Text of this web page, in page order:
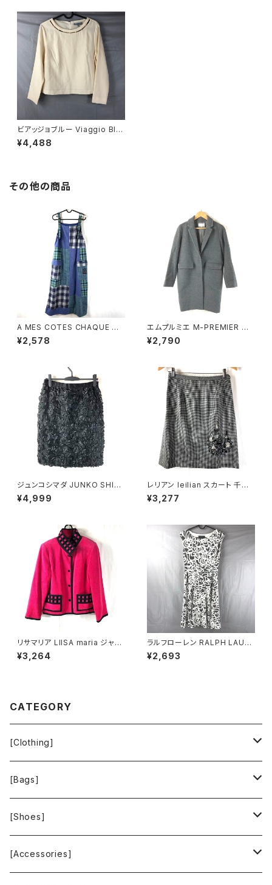
ビアッジョブルー Viaggio Blu
トップス 襟元装飾 ウール素材
タグ付き アイボリー 1号 89314
¥4,488
その他の商品
A MES COTES CHAQUE ジ
ャンパースカート チェック柄 ポ
ケット ブルー系 921472
¥2,578
エムプルミエ M-PREMIER コ
ート 日本製 無地 スナップボタ
ン ポケット グレー 36サイズ 92
¥2,790
ジュンコシマダ JUNKO SHIM
ADA スカート リボン シースル
ー タグ付き 黒 40サイズ 9214
¥4,999
レリアン leilian スカート 千鳥
柄 刺繍 ビーズ 裏地付き スリッ
ト 黒系 11サイズ 944174
¥3,277
リサマリア LIISA maria ジャケ
ット 裏地花柄 綿 肩パット ピン
ク 900697
¥3,264
ラルフローレン RALPH LAURE
N ワンピース ノースリーブ 花柄
フレア 白 グレー系 2Pサイズ 9
¥2,693
CATEGORY
[Clothing]
Krochet Kids International
[Bags]
BAGGU
FOOD TEXTILE
[Shoes]
TOMS
[Accessories]